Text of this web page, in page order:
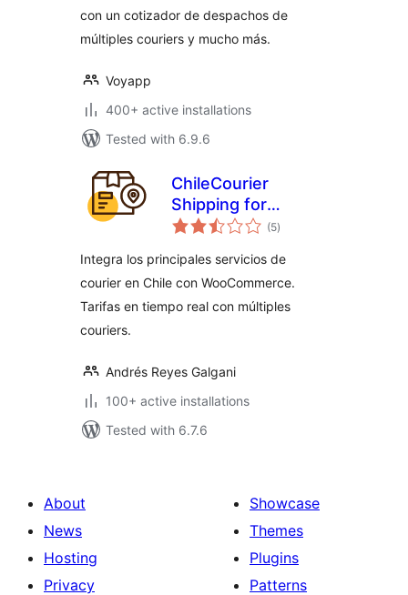
con un cotizador de despachos de
múltiples couriers y mucho más.
Voyapp
400+ active installations
Tested with 6.9.6
ChileCourier
Shipping for
WooCommerce
(5total
ratings
)
Integra los principales servicios de
courier en Chile con WooCommerce.
Tarifas en tiempo real con múltiples
couriers.
Andrés Reyes Galgani
100+ active installations
Tested with 6.7.6
About
News
Hosting
Privacy
Showcase
Themes
Plugins
Patterns